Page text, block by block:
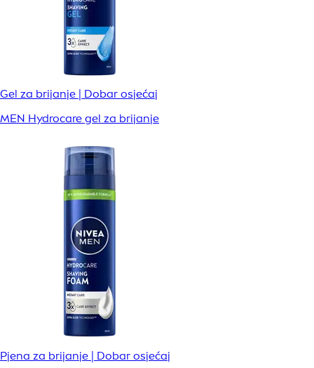
Gel za brijanje | Dobar osjećaj
MEN Hydrocare gel za brijanje
Pjena za brijanje | Dobar osjećaj